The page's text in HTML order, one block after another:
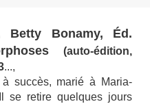
Betty Bonamy, Éd.
(auto-édition,
...,
succès, marié à Maria-
se retire quelques jours